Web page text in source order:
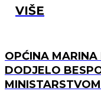
VIŠE
OPĆINA
DODJELO